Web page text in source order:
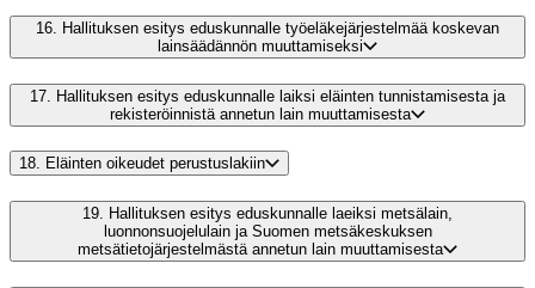
16.
Hallituksen esitys eduskunnalle työeläkejärjestelmää koskevan
lainsäädännön muuttamiseksi
17. Hallituksen esitys eduskunnalle laiksi eläinten tunnistamisesta ja
rekisteröinnistä annetun lain muuttamisesta
18. Eläinten oikeudet perustuslakiin
19. Hallituksen esitys eduskunnalle laeiksi metsälain,
luonnonsuojelulain ja Suomen metsäkeskuksen
metsätietojärjestelmästä annetun lain muuttamisesta